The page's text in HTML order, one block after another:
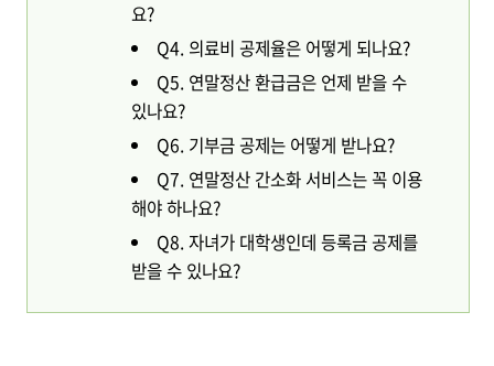
요?
Q4. 의료비 공제율은 어떻게 되나요?
Q5. 연말정산 환급금은 언제 받을 수
있나요?
Q6. 기부금 공제는 어떻게 받나요?
Q7. 연말정산 간소화 서비스는 꼭 이용
해야 하나요?
Q8. 자녀가 대학생인데 등록금 공제를
받을 수 있나요?